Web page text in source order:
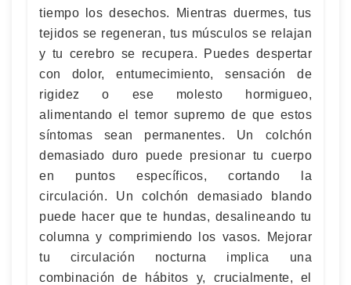
tiempo los desechos. Mientras duermes, tus
tejidos se regeneran, tus músculos se relajan
y tu cerebro se recupera. Puedes despertar
con dolor, entumecimiento, sensación de
rigidez o ese molesto hormigueo,
alimentando el temor supremo de que estos
síntomas sean permanentes. Un colchón
demasiado duro puede presionar tu cuerpo
en puntos específicos, cortando la
circulación. Un colchón demasiado blando
puede hacer que te hundas, desalineando tu
columna y comprimiendo los vasos. Mejorar
tu circulación nocturna implica una
combinación de hábitos y, crucialmente, el